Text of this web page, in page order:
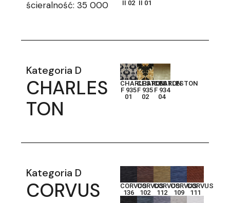
ścieralność: 35 000
II 02 II 01
Kategoria D
CHARLES
TON
CHARLESTON
F 935
01
CHARLESTON
F 935
02
CHARLESTON
F 934
04
Kategoria D
CORVUS
CORVUS
136
CORVUS
102
CORVUS
112
CORVUS
109
CORVUS
111